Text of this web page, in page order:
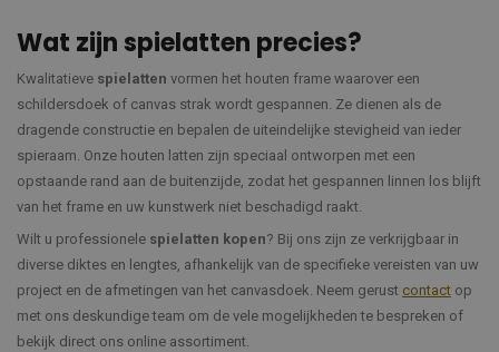
Wat zijn spielatten precies?
Kwalitatieve spielatten vormen het houten frame waarover een
schildersdoek of canvas strak wordt gespannen. Ze dienen als de
dragende constructie en bepalen de uiteindelijke stevigheid van ieder
spieraam. Onze houten latten zijn speciaal ontworpen met een
opstaande rand aan de buitenzijde, zodat het gespannen linnen los blijft
van het frame en uw kunstwerk niet beschadigd raakt.
Wilt u professionele spielatten kopen? Bij ons zijn ze verkrijgbaar in
diverse diktes en lengtes, afhankelijk van de specifieke vereisten van uw
project en de afmetingen van het canvasdoek. Neem gerust contact op
met ons deskundige team om de vele mogelijkheden te bespreken of
bekijk direct ons online assortiment.